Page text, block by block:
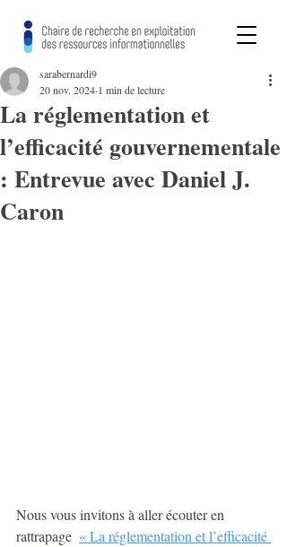
La réglementation et
l’efficacité gouvernementale
: Entrevue avec Daniel J.
Caron
sarabernardi9
20 nov. 2024 1 min de lecture
Nous vous invitons à aller écouter en
rattrapage « La réglementation et l’efficacité